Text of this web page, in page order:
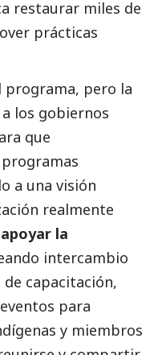
restaurar miles de
prácticas
programa, pero la
los gobiernos
que
a una visión
realmente
apoyar la
intercambio
capacitación,
para
y miembros